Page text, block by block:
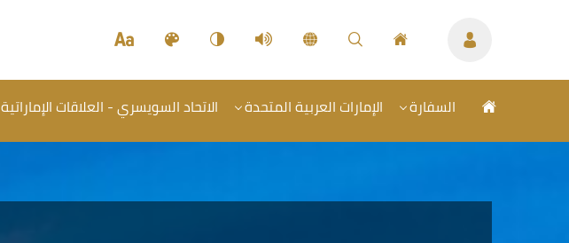
السفارة الإمارات العربية المتحدة الاتحاد السويسري - العلاقات الإماراتية